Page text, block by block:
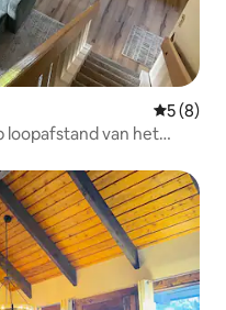
5 (8)
loopafstand van het